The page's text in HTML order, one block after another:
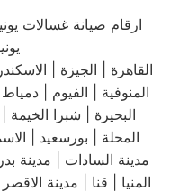
ارقام صيانة غسالات
القاهرة | الجيزة |
المنوفية | الفيوم |
البحيرة | شبرا الخيمة
المحلة | بورسعيد |
مدينة السادات | مدينة
المنيا | قنا | مدينة